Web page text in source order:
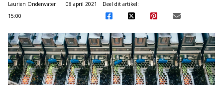
Laurien Onderwater
08 april 2021
15:00
Deel dit artikel: